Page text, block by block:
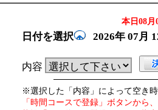
本日08月
日付を選択 2026年 07月
内容
※選択した「内容」によって空き
「時間コースで登録」ボタンから